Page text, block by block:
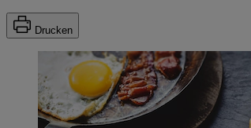
Drucken